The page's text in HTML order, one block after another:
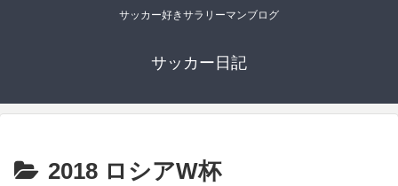
サッカー好きサラリーマンブログ
サッカー日記
2018 ロシアW杯